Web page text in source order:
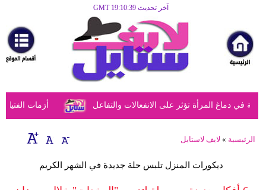
آخر تحديث GMT 19:10:39
مرأة
أزياء
أزياء
إسلامية
صحة
أزمات الفتيات دماغ المرأة تؤثر على الانفعالات والتفاعل
الرئيسية » لايف لاستايل
ديكورات المنزل تلبس حلة جديدة في الشهر الكريم